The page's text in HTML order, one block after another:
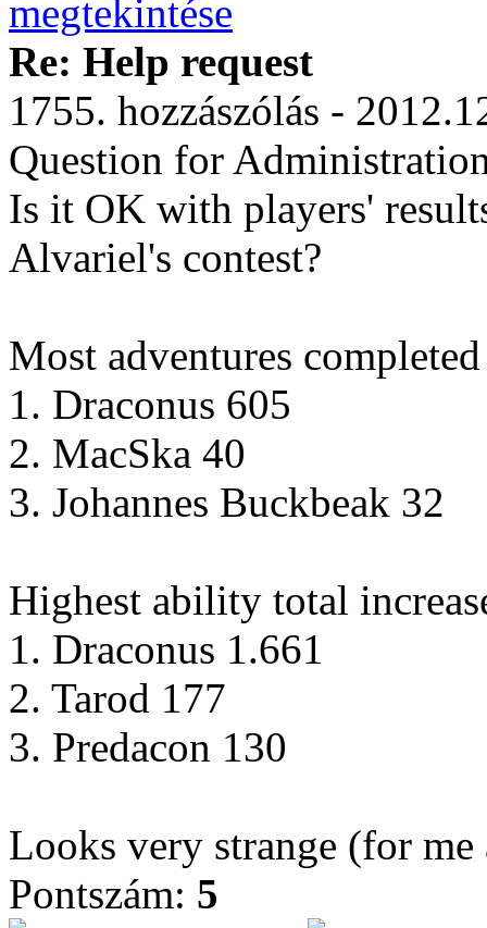
Re: Help request
1755. hozzászólás -
Question for
Is it OK with players'
Alvariel's contest?
Most adventures completed
1. Draconus 605
2. MacSka 40
3. Johannes Buckbeak 32
Highest ability total
1. Draconus 1.661
2. Tarod 177
3. Predacon 130
Looks very strange (for me
Pontszám: 5